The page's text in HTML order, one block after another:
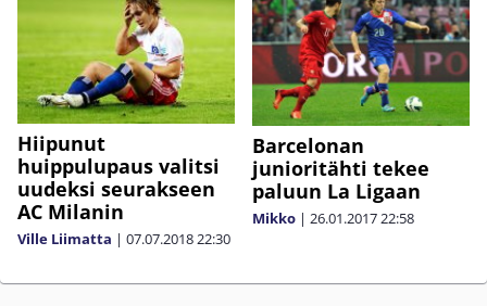
Hiipunut
huippulupaus valitsi
uudeksi seurakseen
AC Milanin
Ville Liimatta | 07.07.2018 22:30
Barcelonan
junioritähti tekee
paluun La Ligaan
Mikko | 26.01.201722:58